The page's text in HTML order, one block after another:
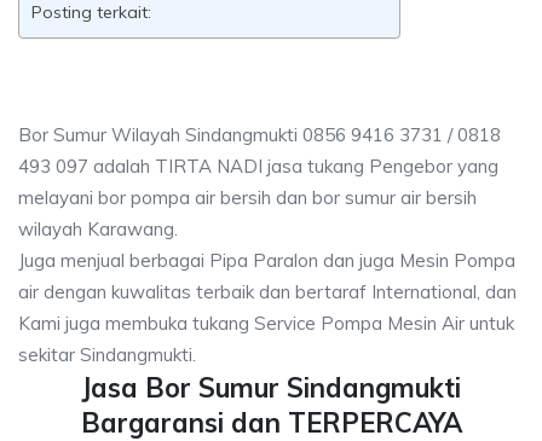
Posting terkait:
Bor Sumur Wilayah Sindangmukti 0856 9416 3731 / 0818
493 097 adalah TIRTA NADI jasa tukang Pengebor yang
melayani bor pompa air bersih dan bor sumur air bersih
wilayah Karawang.
Juga menjual berbagai Pipa Paralon dan juga Mesin Pompa
air dengan kuwalitas terbaik dan bertaraf International, dan
Kami juga membuka tukang Service Pompa Mesin Air untuk
sekitar Sindangmukti.
Jasa Bor Sumur Sindangmukti
Bargaransi dan TERPERCAYA